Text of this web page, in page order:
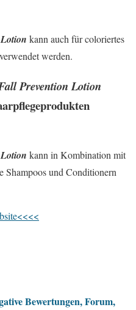
kann auch für coloriertes
werden.
Prevention Lotion
kann in Kombination mit
Shampoos und Conditionern
Bewertungen, Forum,